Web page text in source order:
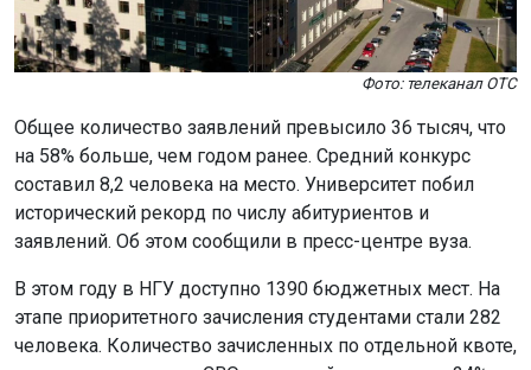
Фото: телеканал ОТС
Общее количество заявлений превысило 36 тысяч, что
на 58% больше, чем годом ранее. Средний конкурс
составил 8,2 человека на место. Университет побил
исторический рекорд по числу абитуриентов и
заявлений. Об этом сообщили в пресс-центре вуза.
В этом году в НГУ доступно 1390 бюджетных мест. На
этапе приоритетного зачисления студентами стали 282
человека. Количество зачисленных по отдельной квоте,